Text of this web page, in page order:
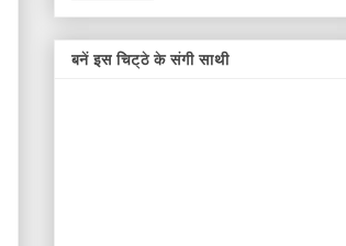
बनें इस चिट्ठे के संगी साथी